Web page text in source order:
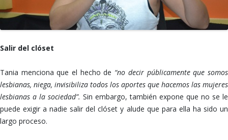
Salir del clóset
Tania menciona que el hecho de “no decir públicamente que somos
lesbianas, niega, invisibiliza todos los aportes que hacemos las mujeres
lesbianas a la sociedad”. Sin embargo, también expone que no se le
puede exigir a nadie salir del clóset y alude que para ella ha sido un
largo proceso.